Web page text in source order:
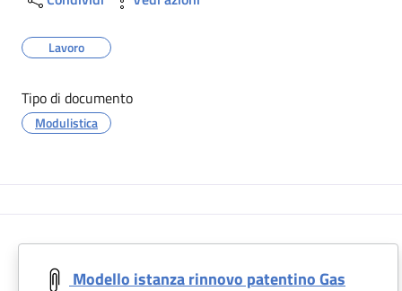
Lavoro
Tipo di documento
Modulistica
Modello istanza rinnovo patentino Gas